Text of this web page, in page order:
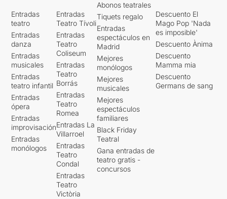
Entradas
teatro
Entradas
danza
Entradas
musicales
Entradas
teatro infantil
Entradas
ópera
Entradas
improvisación
Entradas
monólogos
Entradas
Teatro Tívoli
Entradas
Teatro
Coliseum
Entradas
Teatro
Borrás
Entradas
Teatro
Romea
Entradas La
Villarroel
Entradas
Teatro
Condal
Entradas
Teatro
Victòria
Abonos teatrales
Tiquets regalo
Entradas
espectáculos en
Madrid
Mejores
monólogos
Mejores
musicales
Mejores
espectáculos
familiares
Black Friday
Teatral
Gana entradas de
teatro gratis -
concursos
Descuento El
Mago Pop 'Nada
es imposible'
Descuento Ànima
Descuento
Mamma mia
Descuento
Germans de sang